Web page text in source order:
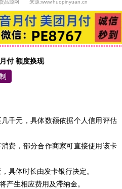
源网 来源:www.huopinyuan.cn
付 额度换现
千元，具体数额依据个人信用评估
费，部分合作商家可直接使用该卡
具体时长由发卡银行决定。
产生相应费用及滞纳金。